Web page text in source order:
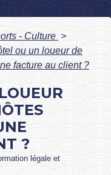
- Culture >
ou un loueur de
facture au client ?
?
légale et